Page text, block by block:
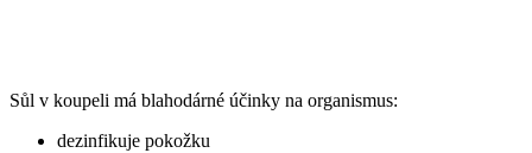
Sůl v koupeli má blahodárné účinky na organismus:
dezinfikuje pokožku